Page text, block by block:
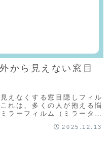
から見えない窓目
えなくする窓目隠しフィル
れは、多くの人が抱える悩
ラーフィルム（ミラータイ
2025.12.13